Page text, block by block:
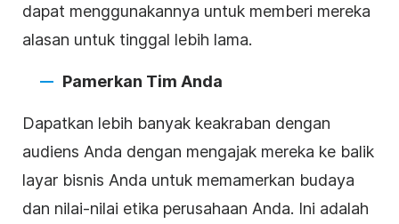
dapat menggunakannya untuk memberi mereka
alasan untuk tinggal lebih lama.
Pamerkan Tim Anda
Dapatkan lebih banyak keakraban dengan
audiens Anda dengan mengajak mereka ke balik
layar bisnis Anda untuk memamerkan budaya
dan nilai-nilai etika perusahaan Anda. Ini adalah